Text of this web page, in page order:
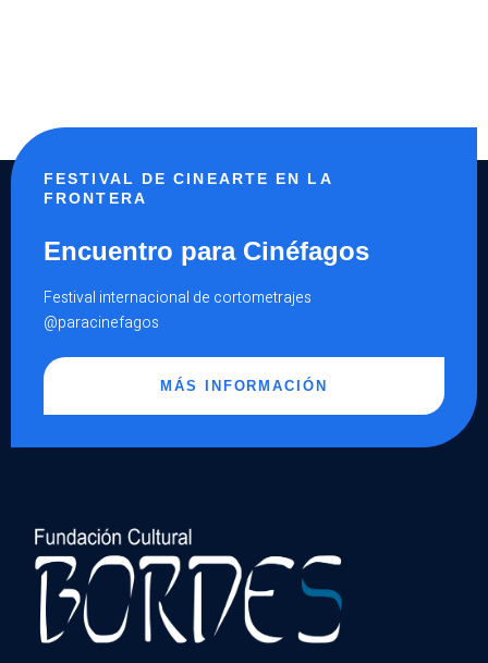
FESTIVAL DE CINEARTE EN LA
FRONTERA
Encuentro para Cinéfagos
Festival internacional de cortometrajes
@paracinefagos
MÁS INFORMACIÓN